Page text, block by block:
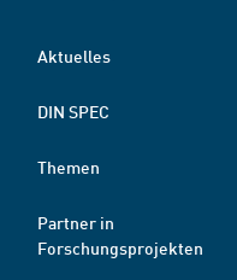
Aktuelles
DIN SPEC
Themen
Partner in
Forschungsprojekten